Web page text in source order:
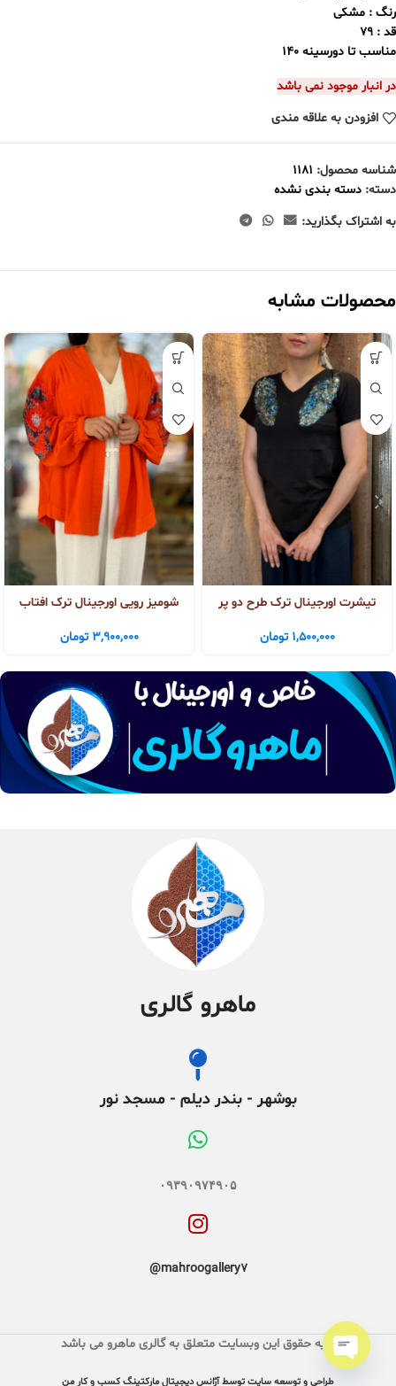
رنگ : مشکی
قد : ۷۹
مناسب تا دورسینه 140
در انبار موجود نمی باشد
افزودن به علاقه مندی
شناسه محصول: 1181
دسته: دسته بندی نشده
به اشتراک بگذارید:
محصولات مشابه
تیشرت اورجینال ترک طرح دو پر
1,500,000 تومان
شومیز رویی اورجینال ترک افتاب
3,900,000 تومان
ماهرو گالری
بوشهر - بندر دیلم - مسجد نور
۰۹۳۹۰۹۷۴۹۰۵
mahroogallery7@
کلیه حقوق این وبسایت متعلق به گالری ماهرو می باشد
طراحی و توسعه سایت توسط آژانس دیجیتال مارکتینگ کسب و کار من
O
p
e
n
h
a